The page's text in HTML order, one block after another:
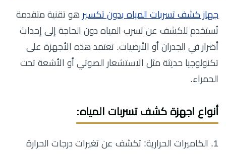
جهاز كشف تسربات المياه بدون تكسير هو تقنية متقدمة
تُستخدم للكشف عن تسرب المياه دون الحاجة إلى إحداث
أضرار في الجدران أو الأرضيات. تعتمد هذه الأجهزة على
تكنولوجيا حديثة مثل الاستشعار الصوتي أو الأشعة تحت
الحمراء.
أنواع اجهزة كشف تسربات المياه:
1. الكاميرات الحرارية: تكشف عن تغيرات درجات الحرارة